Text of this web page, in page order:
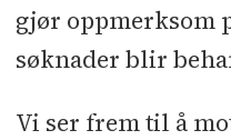
gjør oppmerksom
søknader blir
Vi ser frem til å